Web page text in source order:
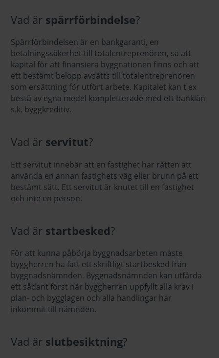
Vad är spärrförbindelse?
Spärrförbindelsen är en bankgaranti, en
betalningssäkerhet till totalentreprenören, så att
kapital för att finansiera byggnationen finns och att
ett bestämt belopp avsätts till totalentreprenören
som ersättning för utfört arbete. Kapitalet kan t ex
bestå av egna medel kompletterade med ett banklån
s.k. byggkreditiv.
Vad är servitut?
Ett servitut innebär att en fastighet har rätten att
använda en annan fastighets väg eller brunn på ett
bestämt sätt. Ett servitut är knutet till en fastighet
och inte en person.
Vad är startbesked?
För att kunna påbörja byggnadsarbeten måste
byggherren ha fått ett skriftligt startbesked från
byggnadsnämnden. Byggnadsnämnden kan utfärda
ett sådant först när byggherren uppfyllt alla krav i
plan- och bygglagen och alla handlingar har
inkommit till nämnden.
Vad är slutbesiktning?